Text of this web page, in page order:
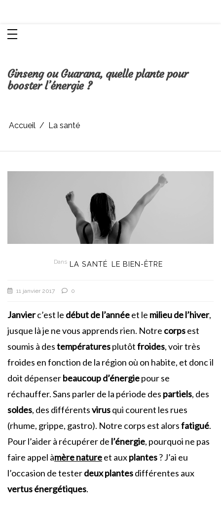
Ginseng ou Guarana, quelle plante pour
booster l’énergie ?
Accueil La santé
Dans LA SANTÉ LE BIEN-ÊTRE
11 janvier 2017 0
Janvierc’est le début de l’annéeet le milieu de l’hiver,
jusque là je ne vous apprends rien. Notre corpsest
soumis à destempératuresplutôtfroides, voir très
froides en fonction de la région où on habite, et donc il
doit dépenserbeaucoupd’énergiepour se
réchauffer. Sans parler de la période des partiels, des
soldes, des différentsvirusqui courent les rues
(rhume, grippe, gastro). Notre corps est alorsfatigué.
Pour l’aider à récupérer de l’énergie, pourquoi ne pas
faire appel àmère natureet auxplantes? J’ai eu
l’occasion de testerdeuxplantesdifférentes aux
vertusénergétiques.